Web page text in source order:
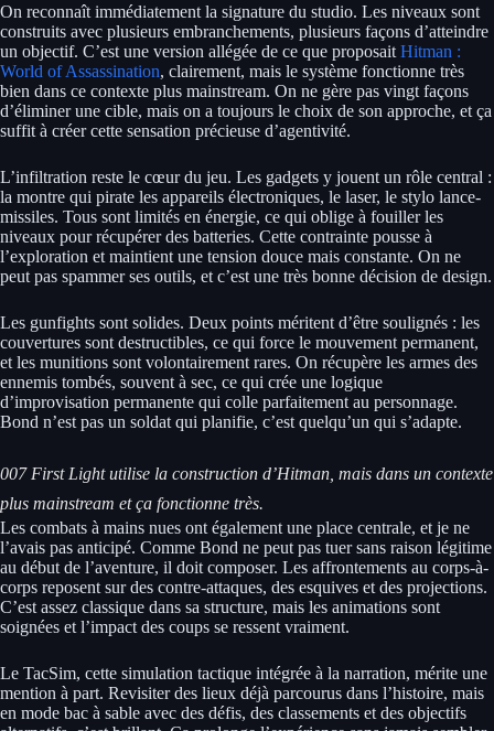
On reconnaît immédiatement la signature du studio. Les niveaux sont
construits avec plusieurs embranchements, plusieurs façons d’atteindre
un objectif. C’est une version allégée de ce que proposait Hitman :
World of Assassination, clairement, mais le système fonctionne très
bien dans ce contexte plus mainstream. On ne gère pas vingt façons
d’éliminer une cible, mais on a toujours le choix de son approche, et ça
suffit à créer cette sensation précieuse d’agentivité.
L’infiltration reste le cœur du jeu. Les gadgets y jouent un rôle central :
la montre qui pirate les appareils électroniques, le laser, le stylo lance-
missiles. Tous sont limités en énergie, ce qui oblige à fouiller les
niveaux pour récupérer des batteries. Cette contrainte pousse à
l’exploration et maintient une tension douce mais constante. On ne
peut pas spammer ses outils, et c’est une très bonne décision de design.
Les gunfights sont solides. Deux points méritent d’être soulignés : les
couvertures sont destructibles, ce qui force le mouvement permanent,
et les munitions sont volontairement rares. On récupère les armes des
ennemis tombés, souvent à sec, ce qui crée une logique
d’improvisation permanente qui colle parfaitement au personnage.
Bond n’est pas un soldat qui planifie, c’est quelqu’un qui s’adapte.
007 First Light utilise la construction d’Hitman, mais dans un contexte
plus mainstream et ça fonctionne très.
Les combats à mains nues ont également une place centrale, et je ne
l’avais pas anticipé. Comme Bond ne peut pas tuer sans raison légitime
au début de l’aventure, il doit composer. Les affrontements au corps-à-
corps reposent sur des contre-attaques, des esquives et des projections.
C’est assez classique dans sa structure, mais les animations sont
soignées et l’impact des coups se ressent vraiment.
Le TacSim, cette simulation tactique intégrée à la narration, mérite une
mention à part. Revisiter des lieux déjà parcourus dans l’histoire, mais
en mode bac à sable avec des défis, des classements et des objectifs